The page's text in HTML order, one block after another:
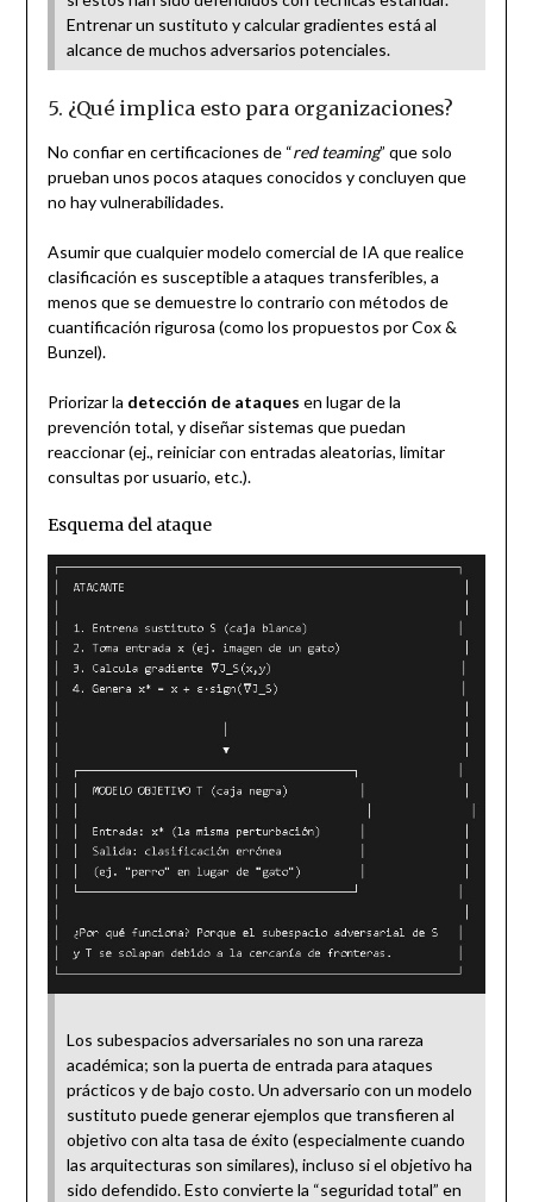
Entrenar un sustituto y calcular gradientes está al
alcance de muchos adversarios potenciales.
5. ¿Qué implica esto para organizaciones?
No confiar en certificaciones de “red teaming” que solo
prueban unos pocos ataques conocidos y concluyen que
no hay vulnerabilidades.
Asumir que cualquier modelo comercial de IA que realice
clasificación es susceptible a ataques transferibles, a
menos que se demuestre lo contrario con métodos de
cuantificación rigurosa (como los propuestos por Cox &
Bunzel).
Priorizar la detección de ataques en lugar de la
prevención total, y diseñar sistemas que puedan
reaccionar (ej., reiniciar con entradas aleatorias, limitar
consultas por usuario, etc.).
Esquema del ataque
Los subespacios adversariales no son una rareza
académica; son la puerta de entrada para ataques
prácticos y de bajo costo. Un adversario con un modelo
sustituto puede generar ejemplos que transfieren al
objetivo con alta tasa de éxito (especialmente cuando
las arquitecturas son similares), incluso si el objetivo ha
sido defendido. Esto convierte la “seguridad total” en